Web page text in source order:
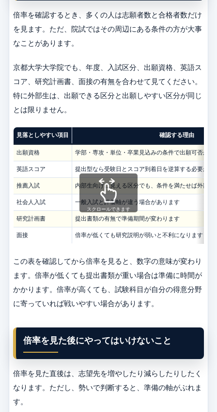
倍率を確認するとき、多くの人は志願者数と合格者数だけ
を見ます。ただ、院試ではその周辺にある条件の方が大事
なことがあります。
京都大学大学院でも、年度、入試区分、出願資格、英語ス
コア、研究計画書、面接の有無を合わせて見てください。
特に外部生は、出願できる区分と出願しやすい区分が同じ
とは限りません。
見落としやすい項目 確認する理由
出願資格 学部・専攻・単位・卒業見込みの条件で出願可否が変
英語スコア 提出型なら受験日とスコア到着日を逆算する必要があ
推薦入試 内部生向けに見える区分でも、条件を満たせば外部
社会人入試 一般入試と評価軸が違う場合があります
研究計画書 提出書類の有無で準備期間が変わります
面接 倍率が低くても研究説明が弱いと不利になります
スクロールできます
この表を確認してから倍率を見ると、数字の意味が変わり
ます。倍率が低くても提出書類が重い場合は準備に時間が
かかります。倍率が高くても、試験科目が自分の得意分野
に寄っていれば戦いやすい場合があります。
倍率を見た後にやってはいけないこと
倍率を見た直後は、志望先を増やしたり減らしたりしたく
なります。ただし、勢いで判断すると、準備の軸がぶれま
す。